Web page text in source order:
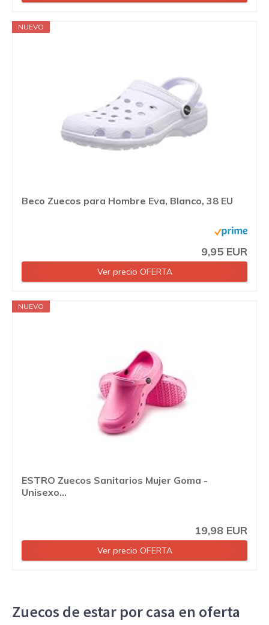
NUEVO
Beco Zuecos para Hombre Eva, Blanco, 38 EU
9,95 EUR
Ver precio OFERTA
NUEVO
ESTRO Zuecos Sanitarios Mujer Goma -
Unisexo...
19,98 EUR
Ver precio OFERTA
Zuecos de estar por casa en oferta